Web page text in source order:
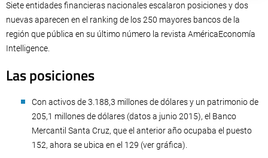
Siete entidades financieras nacionales escalaron posiciones y dos
nuevas aparecen en el ranking de los 250 mayores bancos de la
región que pública en su último número la revista AméricaEconomía
Intelligence.
Las posiciones
Con activos de 3.188,3 millones de dólares y un patrimonio de
205,1 millones de dólares (datos a junio 2015), el Banco
Mercantil Santa Cruz, que el anterior año ocupaba el puesto
152, ahora se ubica en el 129 (ver gráfica).